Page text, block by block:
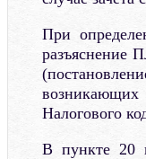
При
разъяснение
Налогового
В пункте 20